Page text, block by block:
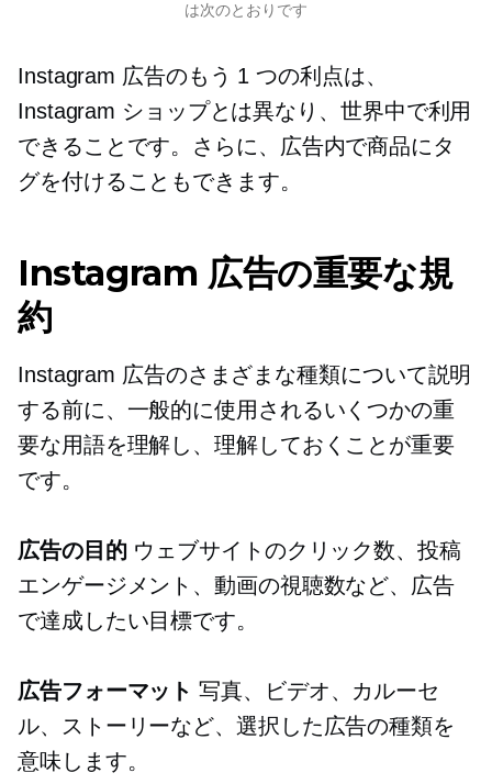
は次のとおりです
Instagram 広告のもう 1 つの利点は、
Instagram ショップとは異なり、世界中で利用
できることです。さらに、広告内で商品にタ
グを付けることもできます。
Instagram 広告の重要な規
約
Instagram 広告のさまざまな種類について説明
する前に、一般的に使用されるいくつかの重
要な用語を理解し、理解しておくことが重要
です。
広告の目的ウェブサイトのクリック数、投稿
エンゲージメント、動画の視聴数など、広告
で達成したい目標です。
広告フォーマット 写真、ビデオ、カルーセ
ル、ストーリーなど、選択した広告の種類を
意味します。